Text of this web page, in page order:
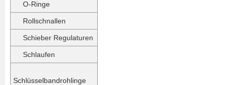
O-Ringe
Rollschnallen
Schieber Regulaturen
Schlaufen
Schlüsselbandrohlinge